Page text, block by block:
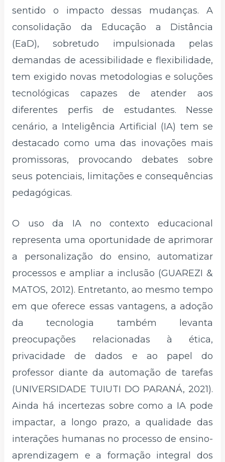
sentido o impacto dessas mudanças. A
consolidação da Educação a Distância
(EaD), sobretudo impulsionada pelas
demandas de acessibilidade e flexibilidade,
tem exigido novas metodologias e soluções
tecnológicas capazes de atender aos
diferentes perfis de estudantes. Nesse
cenário, a Inteligência Artificial (IA) tem se
destacado como uma das inovações mais
promissoras, provocando debates sobre
seus potenciais, limitações e consequências
pedagógicas.
O uso da IA no contexto educacional
representa uma oportunidade de aprimorar
a personalização do ensino, automatizar
processos e ampliar a inclusão (GUAREZI &
MATOS, 2012). Entretanto, ao mesmo tempo
em que oferece essas vantagens, a adoção
da tecnologia também levanta
preocupações relacionadas à ética,
privacidade de dados e ao papel do
professor diante da automação de tarefas
(UNIVERSIDADE TUIUTI DO PARANÁ, 2021).
Ainda há incertezas sobre como a IA pode
impactar, a longo prazo, a qualidade das
interações humanas no processo de ensino-
aprendizagem e a formação integral dos